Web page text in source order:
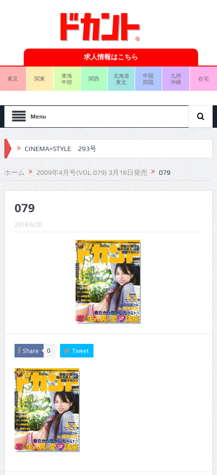
求人情報はこちら
東京 関東
東海
中部
関西
北海道
東北
中国
四国
九州
沖縄
在宅
Menu
CINEMA×STYLE 293号
CINEMA×STYLE 292号
CINEMA×STYLE 291号
CINEMA×STYLE 290号
CINEMA×STYLE 289号
CINEMA×STYLE 288号
CINEMA×STYLE 287号
CINEMA×STYLE 286号
CINEMA×STYLE 285号
CINEMA×STYLE 294号
ホーム 2009年4月号(VOL.079) 3月16日発売 079
079
2018/6/20
Share 0 Tweet